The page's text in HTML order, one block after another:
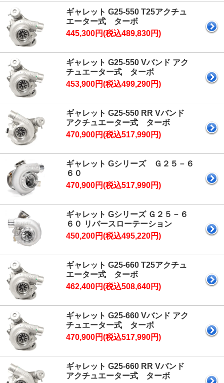
ギャレット G25-550 T25アクチュ
エーター式 ターボ
445,300円(税込489,830円)
ギャレット G25-550 Vバンド アク
チュエーター式 ターボ
453,900円(税込499,290円)
ギャレット G25-550 RR Vバンド
アクチュエーター式 ターボ
470,900円(税込517,990円)
ギャレット Gシリーズ Ｇ２５－６
６０
470,900円(税込517,990円)
ギャレット Gシリーズ Ｇ２５－６
６０ リバースローテーション
450,200円(税込495,220円)
ギャレット G25-660 T25アクチュ
エーター式 ターボ
462,400円(税込508,640円)
ギャレット G25-660 Vバンド アク
チュエーター式 ターボ
470,900円(税込517,990円)
ギャレット G25-660 RR Vバンド
アクチュエーター式 ターボ